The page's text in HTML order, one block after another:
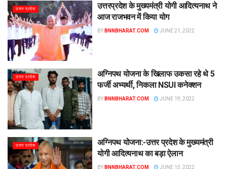
उत्तर प्रदेश
उत्तरप्रदेश के मुख्यमंत्री योगी आदित्यनाथ ने
आज राजभवन में किया योग
BY BNNBHARAT.COM JUNE 21, 2022
उत्तर प्रदेश
अग्निपथ योजना के खिलाफ उकसा रहे थे 5
फर्जी अभ्यर्थी, निकला NSUI कनेक्शन
BY BNNBHARAT.COM JUNE 19, 2022
उत्तर प्रदेश
अग्निपथ योजना:-उत्तर प्रदेश के मुख्यमंत्री
योगी आदित्यनाथ का बड़ा ऐलान
BY BNNBHARAT.COM JUNE 15, 2022